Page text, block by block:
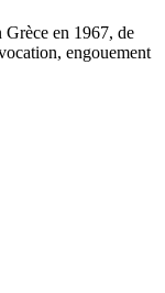
en 1967, de
engouement